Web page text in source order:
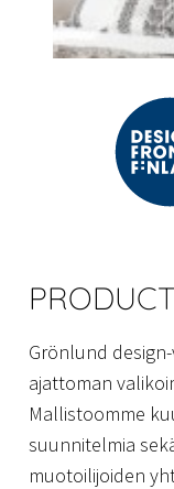
Grönlund
ajattoman
Mallistoomme
suunnitelmia
muotoilijoiden